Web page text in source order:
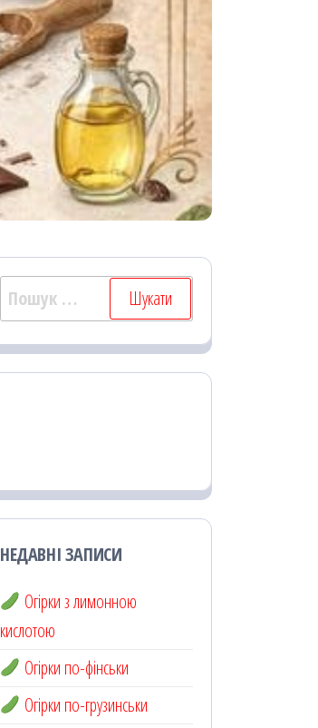
Пошук:
НЕДАВНІ ЗАПИСИ
Огірки з лимонною
кислотою
Огірки по-фінськи
Огірки по-грузинськи